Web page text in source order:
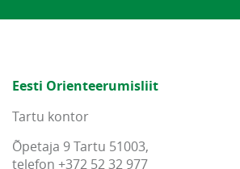
Eesti Orienteerumisliit
Tartu kontor
Õpetaja 9 Tartu 51003,
telefon +372 52 32 977